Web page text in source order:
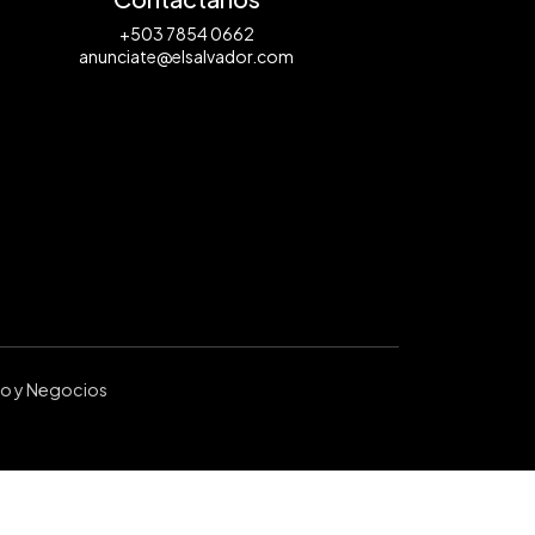
+503 7854 0662
anunciate@elsalvador.com
y Negocios